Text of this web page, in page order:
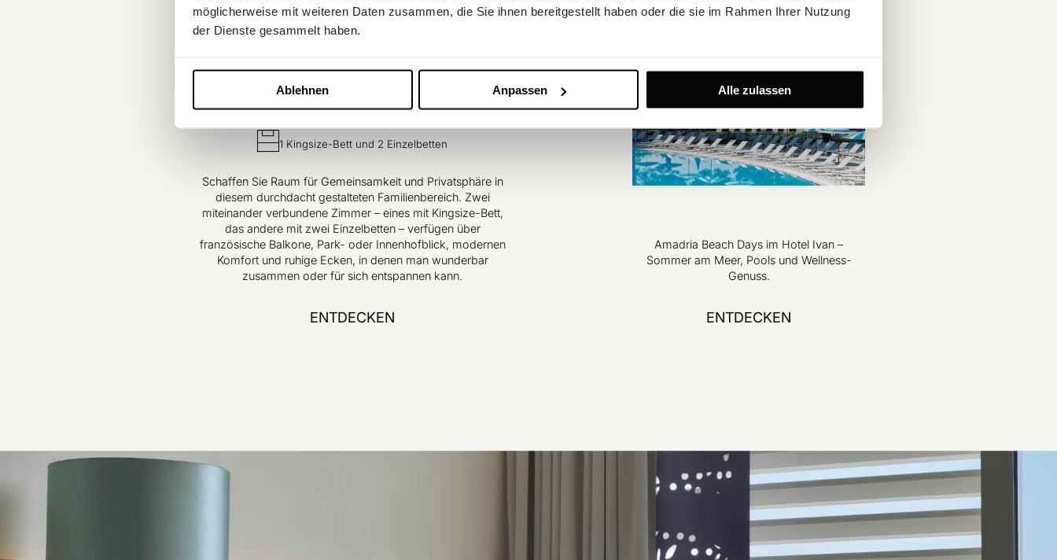
möglicherweise mit weiteren Daten zusammen, die Sie ihnen bereitgestellt haben oder die sie im Rahmen Ihrer Nutzung
der Dienste gesammelt haben.
Ablehnen Anpassen Alle zulassen
Größe 44 m² Blick auf den Innenhof oder den Park
1 Kingsize-Bett und 2 Einzelbetten
Schaffen Sie Raum für Gemeinsamkeit und Privatsphäre in
diesem durchdacht gestalteten Familienbereich. Zwei
miteinander verbundene Zimmer – eines mit Kingsize-Bett,
das andere mit zwei Einzelbetten – verfügen über
französische Balkone, Park- oder Innenhofblick, modernen
Komfort und ruhige Ecken, in denen man wunderbar
zusammen oder für sich entspannen kann.
ENTDECKEN
Amadria Beach Days im Hotel Ivan –
Sommer am Meer, Pools und Wellness-
Genuss.
ENTDECKEN